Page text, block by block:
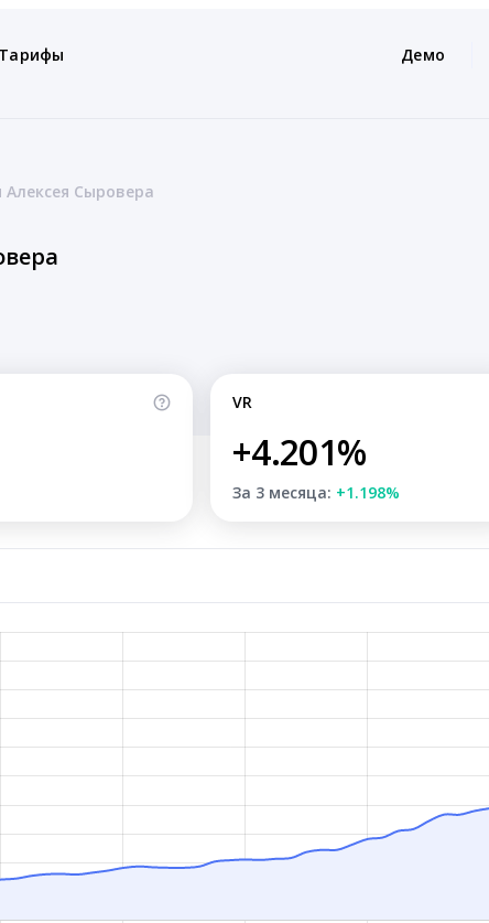
Тарифы Демо
Сыровера
VR
+4.201%
За 3 месяца: +1.198%